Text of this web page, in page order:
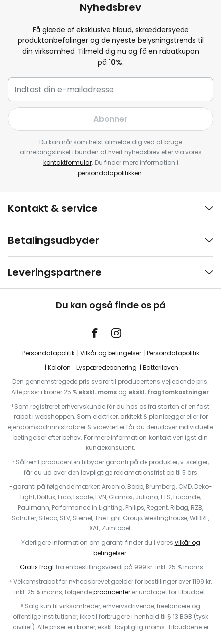
Nyhedsbrev
Få glæde af eksklusive tilbud, skræddersyede
produktanbefalinger og de nyeste belysningstrends til
din virksomhed. Tilmeld dig nu og få en rabatkupon
på 10%.
Abonner
Du kan når som helst afmelde dig ved at bruge
afmeldingslinket i bunden af hvert nyhedsbrev eller via vores
kontaktformular. Du finder mere information i
persondatapolitikken.
Kontakt & service
Betalingsudbyder
Leveringspartnere
Du kan også finde os på
Persondatapolitik Vilkår og betingelser
Persondatapolitik
Kolofon
Lyspæredeponering
Batteriloven
Den gennemstregede pris svarer til producentens vejledende pris.
Alle priser i kroner 25 % ekskl. momsog ekskl. fragtomkostninger.
¹ Som registreret erhvervskunde får du hos os fra starten af en fast
rabat i webshoppen. Som elektriker, arkitekt & planlægger eller for
ejendomsadministratorer & viceværter får du derudover individuelle
betingelser efter behov. For mere information, kontakt venligst din
kundekonsulent.
² Såfremt producenten tilbyder garanti på de produkter, vi sælger,
får du ud over den lovpligtige reklamationsfrist op til 5 års
-garanti på følgende mærker: Arcchio, Bopp, Brumberg, CMD, Deko-
Light, Dotlux, Erco, Escale, EVN, Glamox, Juliana, LTS, Lucande,
Paulmann, Performance in Lighting, Philips, Regent, Ribag, RZB,
Schuller, Siteco, SLV, Steinel, The Light Group, Westinghouse, WIBRE,
XAL, Zumtobel.
Yderligere information om garanti finder du i vores vilkår og
betingelser.
³Gratis fragtfra en bestillingsværdi på 999 kr. inkl. 25 % moms.
⁴ Velkomstrabat for nyhedsbrevet gælder for bestillinger over 1199 kr.
inkl. 25 % moms, følgendeproducenter er undtaget for tilbuddet.
⁵ Salg kun til virksomheder, erhvervsdrivende, freelancere og
offentlige institutioner, ikke til forbrugere i henhold til § 13 BGB (tysk
civilret). Alle priser er i kroner, ekskl. lovpligtig moms. Tilbuddene er